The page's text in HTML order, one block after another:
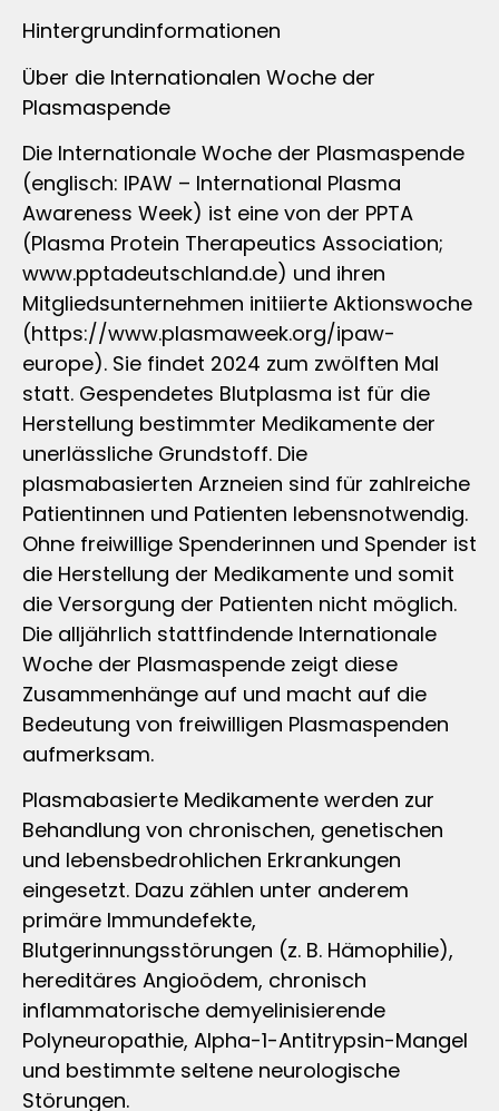
Hintergrundinformationen
Über die Internationalen Woche der
Plasmaspende
Die Internationale Woche der Plasmaspende
(englisch: IPAW – International Plasma
Awareness Week) ist eine von der PPTA
(Plasma Protein Therapeutics Association;
www.pptadeutschland.de) und ihren
Mitgliedsunternehmen initiierte Aktionswoche
(https://www.plasmaweek.org/ipaw-
europe). Sie findet 2024 zum zwölften Mal
statt. Gespendetes Blutplasma ist für die
Herstellung bestimmter Medikamente der
unerlässliche Grundstoff. Die
plasmabasierten Arzneien sind für zahlreiche
Patientinnen und Patienten lebensnotwendig.
Ohne freiwillige Spenderinnen und Spender ist
die Herstellung der Medikamente und somit
die Versorgung der Patienten nicht möglich.
Die alljährlich stattfindende Internationale
Woche der Plasmaspende zeigt diese
Zusammenhänge auf und macht auf die
Bedeutung von freiwilligen Plasmaspenden
aufmerksam.
Plasmabasierte Medikamente werden zur
Behandlung von chronischen, genetischen
und lebensbedrohlichen Erkrankungen
eingesetzt. Dazu zählen unter anderem
primäre Immundefekte,
Blutgerinnungsstörungen (z. B. Hämophilie),
hereditäres Angioödem, chronisch
inflammatorische demyelinisierende
Polyneuropathie, Alpha-1-Antitrypsin-Mangel
und bestimmte seltene neurologische
Störungen.